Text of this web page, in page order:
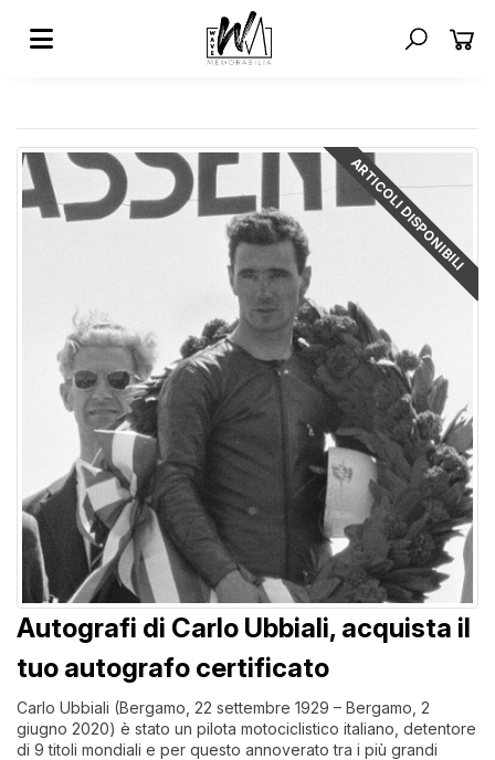
ARTICOLI DISPONIBILI
Autografi di Carlo Ubbiali, acquista il
tuo autografo certificato
Carlo Ubbiali (Bergamo, 22 settembre 1929 – Bergamo, 2
giugno 2020) è stato un pilota motociclistico italiano, detentore
di 9 titoli mondiali e per questo annoverato tra i più grandi